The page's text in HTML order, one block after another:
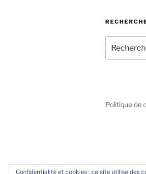
pour
:
Politique de
Confidentialité et cookies : ce site utilise des